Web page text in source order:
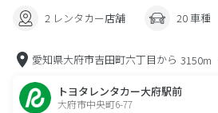
2 レンタカー店舗 20 車種
愛知県大府市吉田町六丁目から 3150m
トヨタレンタカー大府駅前
大府市中央町6-77